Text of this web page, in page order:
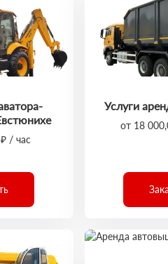
/ час
Услуги
от 18